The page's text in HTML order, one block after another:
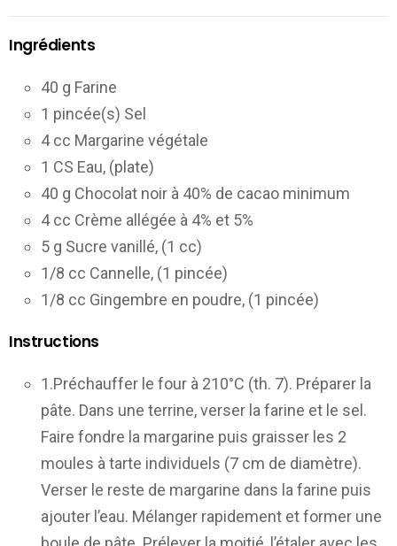
Ingrédients
40 g Farine
1 pincée(s) Sel
4 cc Margarine végétale
1 CS Eau, (plate)
40 g Chocolat noir à 40% de cacao minimum
4 cc Crème allégée à 4% et 5%
5 g Sucre vanillé, (1 cc)
1/8 cc Cannelle, (1 pincée)
1/8 cc Gingembre en poudre, (1 pincée)
Instructions
1.Préchauffer le four à 210°C (th. 7). Préparer la
pâte. Dans une terrine, verser la farine et le sel.
Faire fondre la margarine puis graisser les 2
moules à tarte individuels (7 cm de diamètre).
Verser le reste de margarine dans la farine puis
ajouter l’eau. Mélanger rapidement et former une